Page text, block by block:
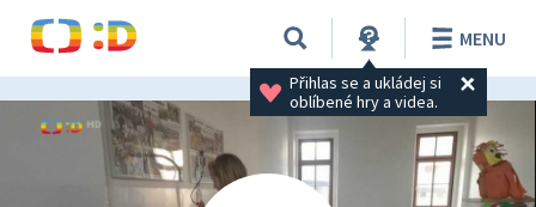
Přihlas se a ukládej si
oblíbené hry a videa.
MENU